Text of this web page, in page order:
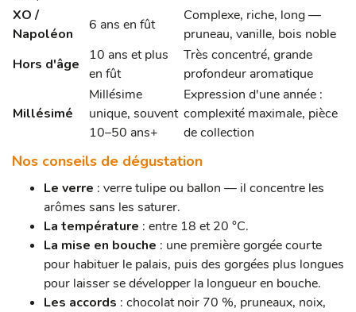
XO /
Napoléon
6 ans en fût
Complexe, riche, long —
pruneau, vanille, bois noble
Hors d'âge
10 ans et plus
en fût
Très concentré, grande
profondeur aromatique
Millésimé
Millésime
unique, souvent
10–50 ans+
Expression d'une année :
complexité maximale, pièce
de collection
Nos conseils de dégustation
Le verre : verre tulipe ou ballon — il concentre les
arômes sans les saturer.
La température : entre 18 et 20 °C.
La mise en bouche : une première gorgée courte
pour habituer le palais, puis des gorgées plus longues
pour laisser se développer la longueur en bouche.
Les accords : chocolat noir 70 %, pruneaux, noix,